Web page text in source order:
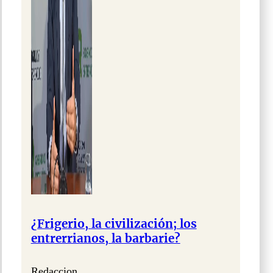
¿Frigerio, la civilización; los
entrerrianos, la barbarie?